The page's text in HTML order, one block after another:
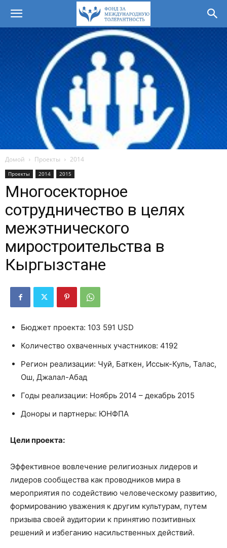
Домой Проекты 2014
Проекты 2014 2015
Многосекторное
сотрудничество в целях
межэтнического
миростроительства в
Кыргызстане
Бюджет проекта: 103 591 USD
Количество охваченных участников: 4192
Регион реализации: Чуй, Баткен, Иссык-Куль, Талас,
Ош, Джалал-Абад
Годы реализации: Ноябрь 2014 – декабрь 2015
Доноры и партнеры: ЮНФПА
Цели проекта:
Эффективное вовлечение религиозных лидеров и
лидеров сообщества как проводников мира в
мероприятия по содействию человеческому развитию,
формированию уважения к другим культурам, путем
призыва своей аудитории к принятию позитивных
решений и избеганию насильственных действий.